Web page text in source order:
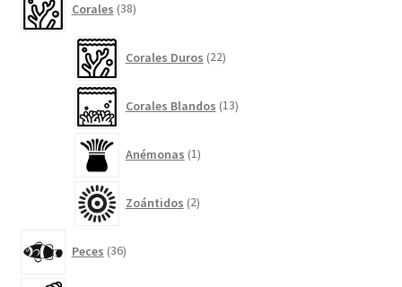
Corales 38productos
Corales Duros 22productos
Corales Blandos 13productos
Anémonas 1producto
Zoántidos 2productos
Peces 36productos